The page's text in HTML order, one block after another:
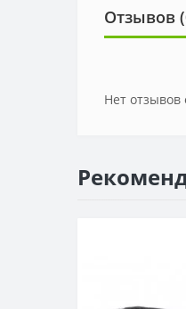
Отзывов
Нет отзывов